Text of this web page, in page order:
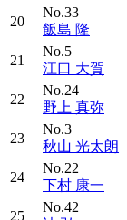
20
No.33
飯島 隆
21
No.5
江口 大賀
22
No.24
野上 真弥
23
No.3
秋山 光太朗
24
No.22
下村 康一
25
No.42